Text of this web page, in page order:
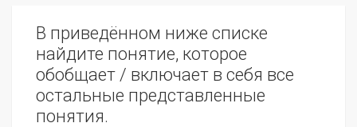
В приведённом ниже списке
найдите понятие, которое
обобщает / включает в себя все
остальные представленные
понятия.